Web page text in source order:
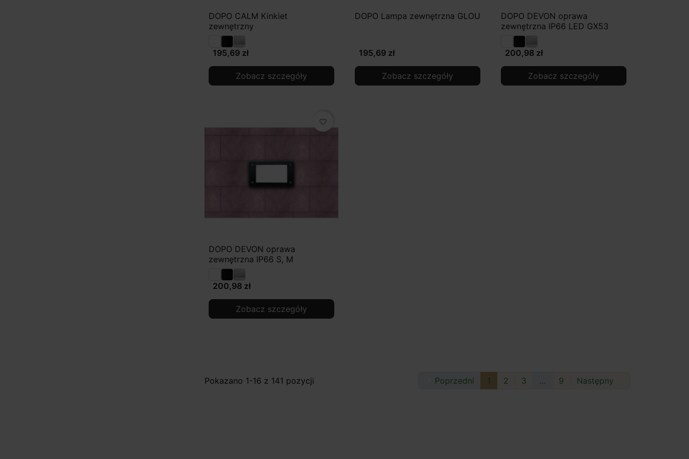
DOPO CALM Kinkiet
zewnętrzny
195,69 zł
Zobacz szczegóły
DOPO Lampa zewnętrzna GLOU
195,69 zł
Zobacz szczegóły
DOPO DEVON oprawa
zewnętrzna IP66 LED GX53
200,98 zł
Zobacz szczegóły
favorite_border
DOPO DEVON oprawa
zewnętrzna IP66 S, M
200,98 zł
Zobacz szczegóły
Pokazano 1-16 z 141 pozycji Poprzedni 1 2 3 … 9 Następny